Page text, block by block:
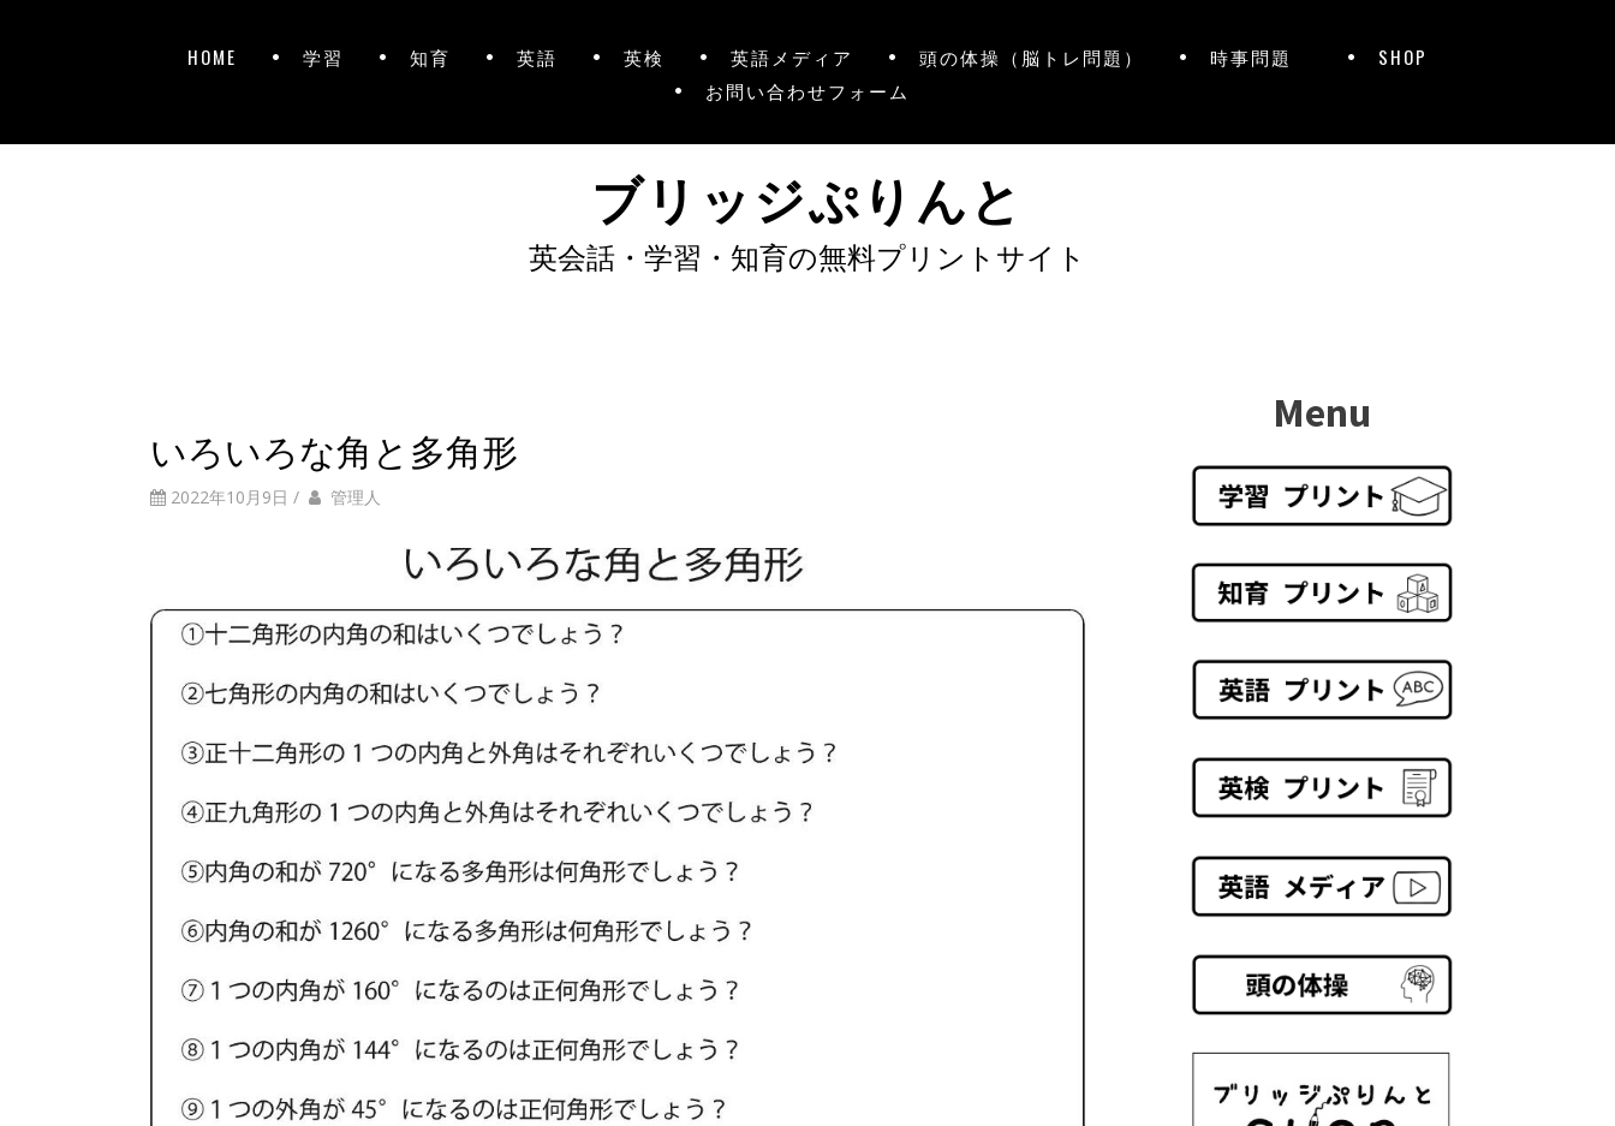
HOME 学習 知育 英語 英検 英語メディア 頭の体操（脳トレ問題） 時事問題
SHOP
お問い合わせフォーム
ブリッジぷりんと
英会話・学習・知育の無料プリントサイト
いろいろな角と多角形
2022年10月9日 / 管理人
Menu